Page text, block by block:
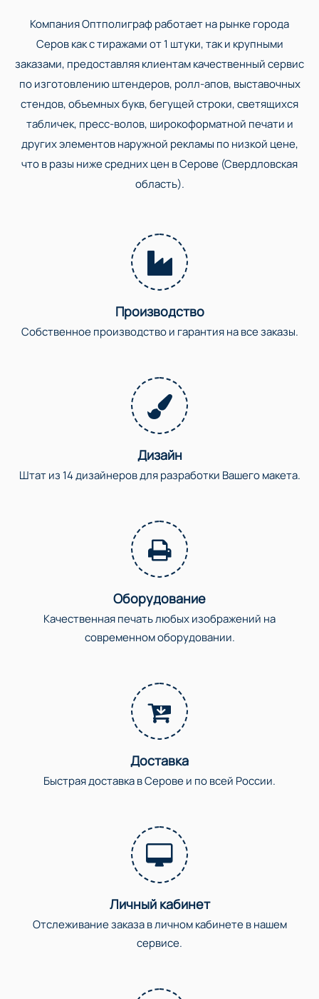
Компания Оптполиграф работает на рынке города
Серов как с тиражами от 1 штуки, так и крупными
заказами, предоставляя клиентам качественный сервис
по изготовлению штендеров, ролл-апов, выставочных
стендов, объемных букв, бегущей строки, светящихся
табличек, пресс-волов, широкоформатной печати и
других элементов наружной рекламы по низкой цене,
что в разы ниже средних цен в Серове (Свердловская
область).
Производство
Собственное производство и гарантия на все заказы.
Дизайн
Штат из 14 дизайнеров для разработки Вашего макета.
Оборудование
Качественная печать любых изображений на
современном оборудовании.
Доставка
Быстрая доставка в Серове и по всей России.
Личный кабинет
Отслеживание заказа в личном кабинете в нашем
сервисе.